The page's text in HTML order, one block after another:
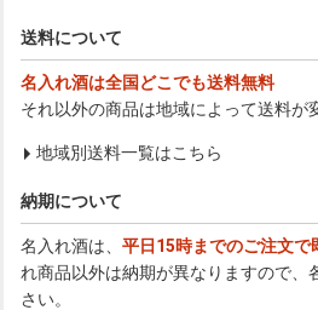
送料について
名入れ酒は全国どこでも送料無料
それ以外の商品は地域によって送料が
地域別送料一覧はこちら
納期について
名入れ酒は、 平日15時までのご注文で
れ商品以外は納期が異なりますので、
さい。